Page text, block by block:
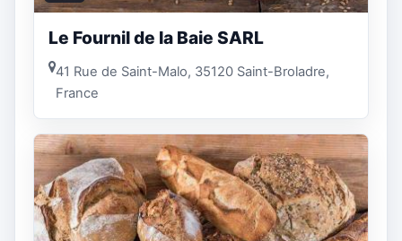
Le Fournil de la Baie SARL
41 Rue de Saint-Malo, 35120 Saint-Broladre,
France